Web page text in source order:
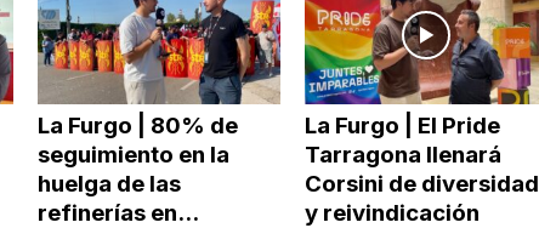
La Furgo | 80% de
seguimiento en la
huelga de las
refinerías en...
La Furgo | El Pride
Tarragona llenará
Corsini de diversidad
y reivindicación